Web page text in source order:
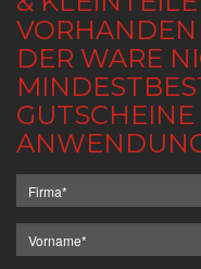
VORHANDEN
DER WARE